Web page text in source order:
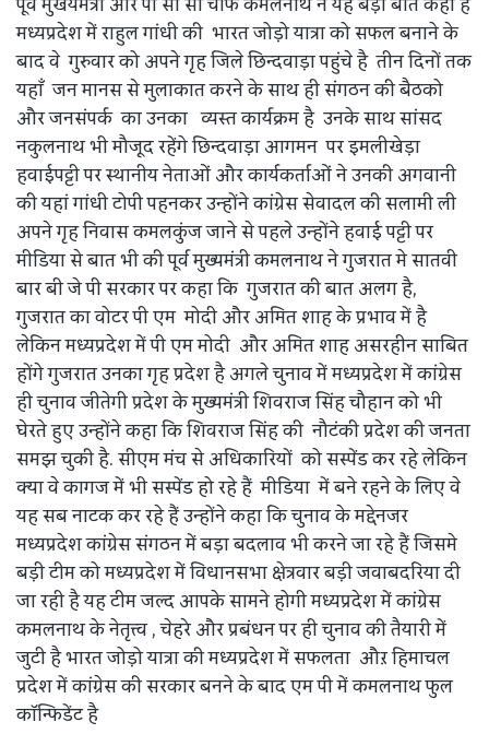
मध्यप्रदेश में राहुल गांधी की भारत जोड़ो यात्रा को सफल बनाने के
बाद वे गुरुवार को अपने गृह जिले छिन्दवाड़ा पहुंचे है तीन दिनों तक
यहाँ जन मानस से मुलाकात करने के साथ ही संगठन की बैठको
और जनसंपर्क का उनका व्यस्त कार्यक्रम है उनके साथ सांसद
नकुलनाथ भी मौजूद रहेंगे छिन्दवाड़ा आगमन पर इमलीखेड़ा
हवाईपट्टी पर स्थानीय नेताओं और कार्यकर्ताओं ने उनकी अगवानी
की यहां गांधी टोपी पहनकर उन्होंने कांग्रेस सेवादल की सलामी ली
अपने गृह निवास कमलकुंज जाने से पहले उन्होंने हवाई पट्टी पर
मीडिया से बात भी की पूर्व मुख्यमंत्री कमलनाथ ने गुजरात मे सातवी
बार बी जे पी सरकार पर कहा कि गुजरात की बात अलग है,
गुजरात का वोटर पी एम मोदी और अमित शाह के प्रभाव में है
लेकिन मध्यप्रदेश में पी एम मोदी और अमित शाह असरहीन साबित
होंगे गुजरात उनका गृह प्रदेश है अगले चुनाव में मध्यप्रदेश में कांग्रेस
ही चुनाव जीतेगी प्रदेश के मुख्यमंत्री शिवराज सिंह चौहान को भी
घेरते हुए उन्होंने कहा कि शिवराज सिंह की नौटंकी प्रदेश की जनता
समझ चुकी है. सीएम मंच से अधिकारियों को सस्पेंड कर रहे लेकिन
क्या वे कागज में भी सस्पेंड हो रहे हैं मीडिया में बने रहने के लिए वे
यह सब नाटक कर रहे हैं उन्होंने कहा कि चुनाव के मद्देनजर
मध्यप्रदेश कांग्रेस संगठन में बड़ा बदलाव भी करने जा रहे हैं जिसमे
बड़ी टीम को मध्यप्रदेश में विधानसभा क्षेत्रवार बड़ी जवाबदरिया दी
जा रही है यह टीम जल्द आपके सामने होगी मध्यप्रदेश में कांग्रेस
कमलनाथ के नेतृत्त्व , चेहरे और प्रबंधन पर ही चुनाव की तैयारी में
जुटी है भारत जोड़ो यात्रा की मध्यप्रदेश में सफलता औऱ हिमाचल
प्रदेश में कांग्रेस की सरकार बनने के बाद एम पी में कमलनाथ फुल
कॉन्फिडेंट है